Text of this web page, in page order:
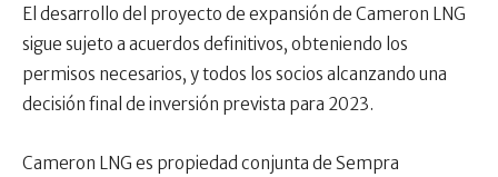
El desarrollo del proyecto de expansión de Cameron LNG
sigue sujeto a acuerdos definitivos, obteniendo los
permisos necesarios, y todos los socios alcanzando una
decisión final de inversión prevista para 2023.
Cameron LNG es propiedad conjunta de Sempra